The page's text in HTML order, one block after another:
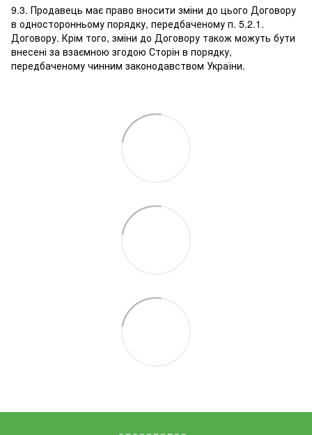
9.3. Продавець має право вносити зміни до цього Договору
в односторонньому порядку, передбаченому п. 5.2.1.
Договору. Крім того, зміни до Договору також можуть бути
внесені за взаємною згодою Сторін в порядку,
передбаченому чинним законодавством України.